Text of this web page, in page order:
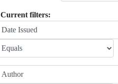
Current filters: